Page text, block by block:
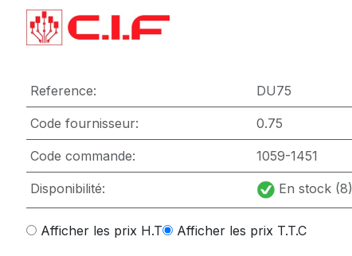
Reference: DU75
Code fournisseur: 0.75
Code commande: 1059-1451
Disponibilité: En stock (8)
Afficher les prix H.T Afficher les prix T.T.C